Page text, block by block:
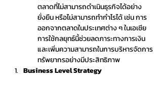
ตลาดที่ไม่สามารถดำเนินธุรกิจได้อย่าง
ยั่งยืน หรือไม่สามารถทำกำไรได้ เช่น การ
ออกจากตลาดในประเทศต่าง ๆ ในเอเชีย
การใช้กลยุทธ์นี้ช่วยลดภาระทางการเงิน
และเพิ่มความสามารถในการบริหารจัดการ
ทรัพยากรอย่างมีประสิทธิภาพ
Business Level Strategy